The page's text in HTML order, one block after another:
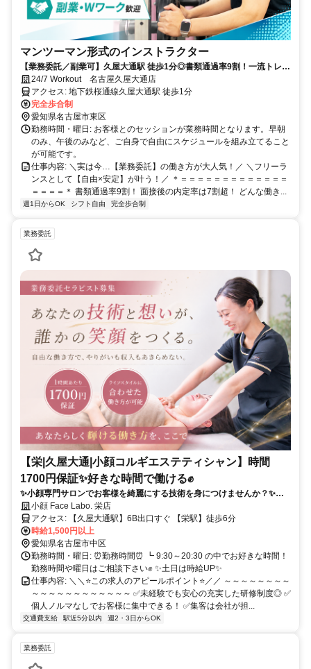
マンツーマン形式のインストラクター
【業務委託／副業可】久屋大通駅 徒歩1分◎書類通過率9割！一流トレー
ナーによる『最大2ヶ月間の無料研修』でゼロからプロに！
24/7 Workout 名古屋久屋大通店
アクセス: 地下鉄桜通線久屋大通駅 徒歩1分
完全歩合制
愛知県名古屋市東区
勤務時間・曜日: お客様とのセッションが業務時間となります。早朝
のみ、午後のみなど、ご自身で自由にスケジュールを組み立てること
が可能です。
仕事内容: ＼実は今…【業務委託】の働き方が大人気！／ ＼フリーラ
ンスとして【自由×安定】が叶う！／ ＊＝＝＝＝＝＝＝＝＝＝＝＝＝
＝＝＝＝＊ 書類通過率9割！ 面接後の内定率は7割超！ どんな働き...
週1日からOK シフト自由 完全歩合制
業務委託
【栄|久屋大通|小顔コルギエステティシャン】時間
1700円保証✨好きな時間で働ける✊
✨小顔専門サロンでお客様を綺麗にする技術を身につけませんか？✨技
術でしっかり稼ぎたい方✅人に喜ばれる仕事がしたい方✅️成長意欲のあ
る方を募集しています⭐
小顔 Face Labo. 栄店
アクセス: 【久屋大通駅】6B出口すぐ 【栄駅】徒歩6分
時給1,500円以上
愛知県名古屋市中区
勤務時間・曜日: ⏰勤務時間⏰ ┗ 9:30～20:30 の中でお好きな時間！
勤務時間や曜日はご相談下さい✊ ✨土日は時給UP✨
仕事内容: ＼＼⭐この求人のアピールポイント⭐／／ ～～～～～～～～
～～～～～～～～～～～～ ✅未経験でも安心の充実した研修制度◎ ✅
個人ノルマなしでお客様に集中できる！ ✅️集客は会社が担...
交通費支給 駅近5分以内 週2・3日からOK
業務委託